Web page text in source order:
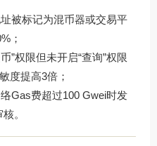
址被标记为混币器或交易平
；
币”权限但未开启“查询”权限
度提高3倍；
络Gas费超过100 Gwei时发
。